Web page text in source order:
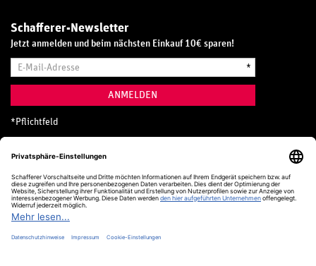
Schafferer-Newsletter
Jetzt anmelden und beim nächsten Einkauf 10€ sparen!
Mail-
*
ANMELDEN
* Pflichtfeld
Hotline
0800 20 70 300 (D)
Kostenlos aus dem deutschen Festnetz
24 Stunden / 365 Tage im Jahr